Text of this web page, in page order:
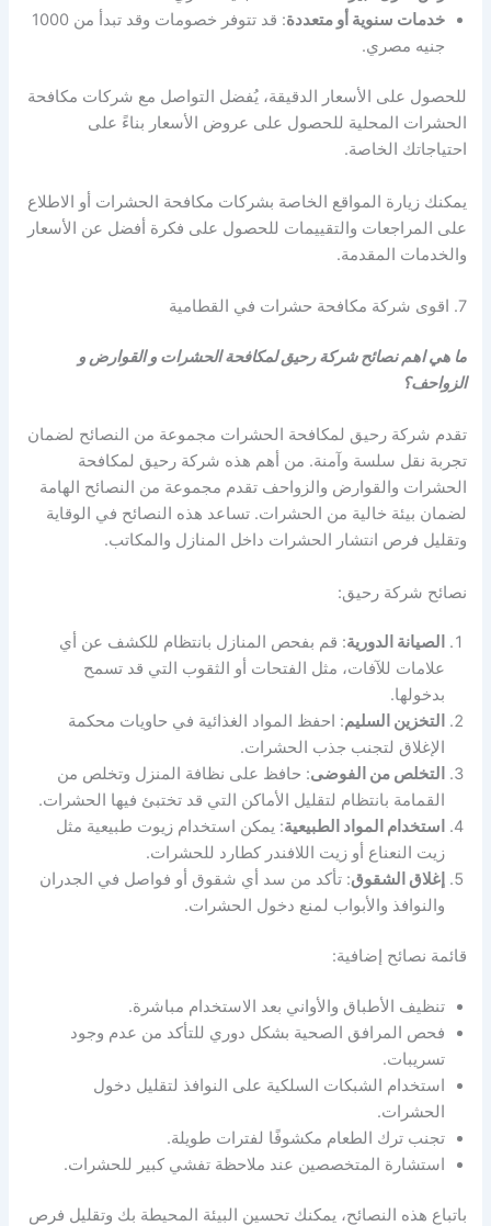
خدمات سنوية أو متعددة
: قد تتوفر خصومات وقد تبدأ من 1000
جنيه مصري.
للحصول على الأسعار الدقيقة، يُفضل التواصل مع شركات مكافحة
الحشرات المحلية للحصول على عروض الأسعار بناءً على
احتياجاتك الخاصة.
يمكنك زيارة المواقع الخاصة بشركات مكافحة الحشرات أو الاطلاع
على المراجعات والتقييمات للحصول على فكرة أفضل عن الأسعار
والخدمات المقدمة.
7. اقوى شركة مكافحة حشرات في القطامية
ما هي اهم نصائح شركة رحيق لمكافحة الحشرات و القوارض و
الزواحف؟
تقدم شركة رحيق لمكافحة الحشرات مجموعة من النصائح لضمان
تجربة نقل سلسة وآمنة. من أهم هذه شركة رحيق لمكافحة
الحشرات والقوارض والزواحف تقدم مجموعة من النصائح الهامة
لضمان بيئة خالية من الحشرات. تساعد هذه النصائح في الوقاية
وتقليل فرص انتشار الحشرات داخل المنازل والمكاتب.
نصائح شركة رحيق:
الصيانة الدورية: قم بفحص المنازل بانتظام للكشف عن أي
علامات للآفات، مثل الفتحات أو الثقوب التي قد تسمح
بدخولها.
التخزين السليم: احفظ المواد الغذائية في حاويات محكمة
الإغلاق لتجنب جذب الحشرات.
التخلص من الفوضى: حافظ على نظافة المنزل وتخلص من
القمامة بانتظام لتقليل الأماكن التي قد تختبئ فيها الحشرات.
استخدام المواد الطبيعية: يمكن استخدام زيوت طبيعية مثل
زيت النعناع أو زيت اللافندر كطارد للحشرات.
إغلاق الشقوق: تأكد من سد أي شقوق أو فواصل في الجدران
والنوافذ والأبواب لمنع دخول الحشرات.
قائمة نصائح إضافية:
تنظيف الأطباق والأواني بعد الاستخدام مباشرة.
فحص المرافق الصحية بشكل دوري للتأكد من عدم وجود
تسريبات.
استخدام الشبكات السلكية على النوافذ لتقليل دخول
الحشرات.
تجنب ترك الطعام مكشوفًا لفترات طويلة.
استشارة المتخصصين عند ملاحظة تفشي كبير للحشرات.
باتباع هذه النصائح، يمكنك تحسين البيئة المحيطة بك وتقليل فرص